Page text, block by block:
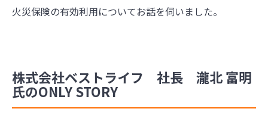
火災保険の有効利用についてお話を伺いました。
株式会社ベストライフ 社長 瀧北 富明
氏のONLY STORY